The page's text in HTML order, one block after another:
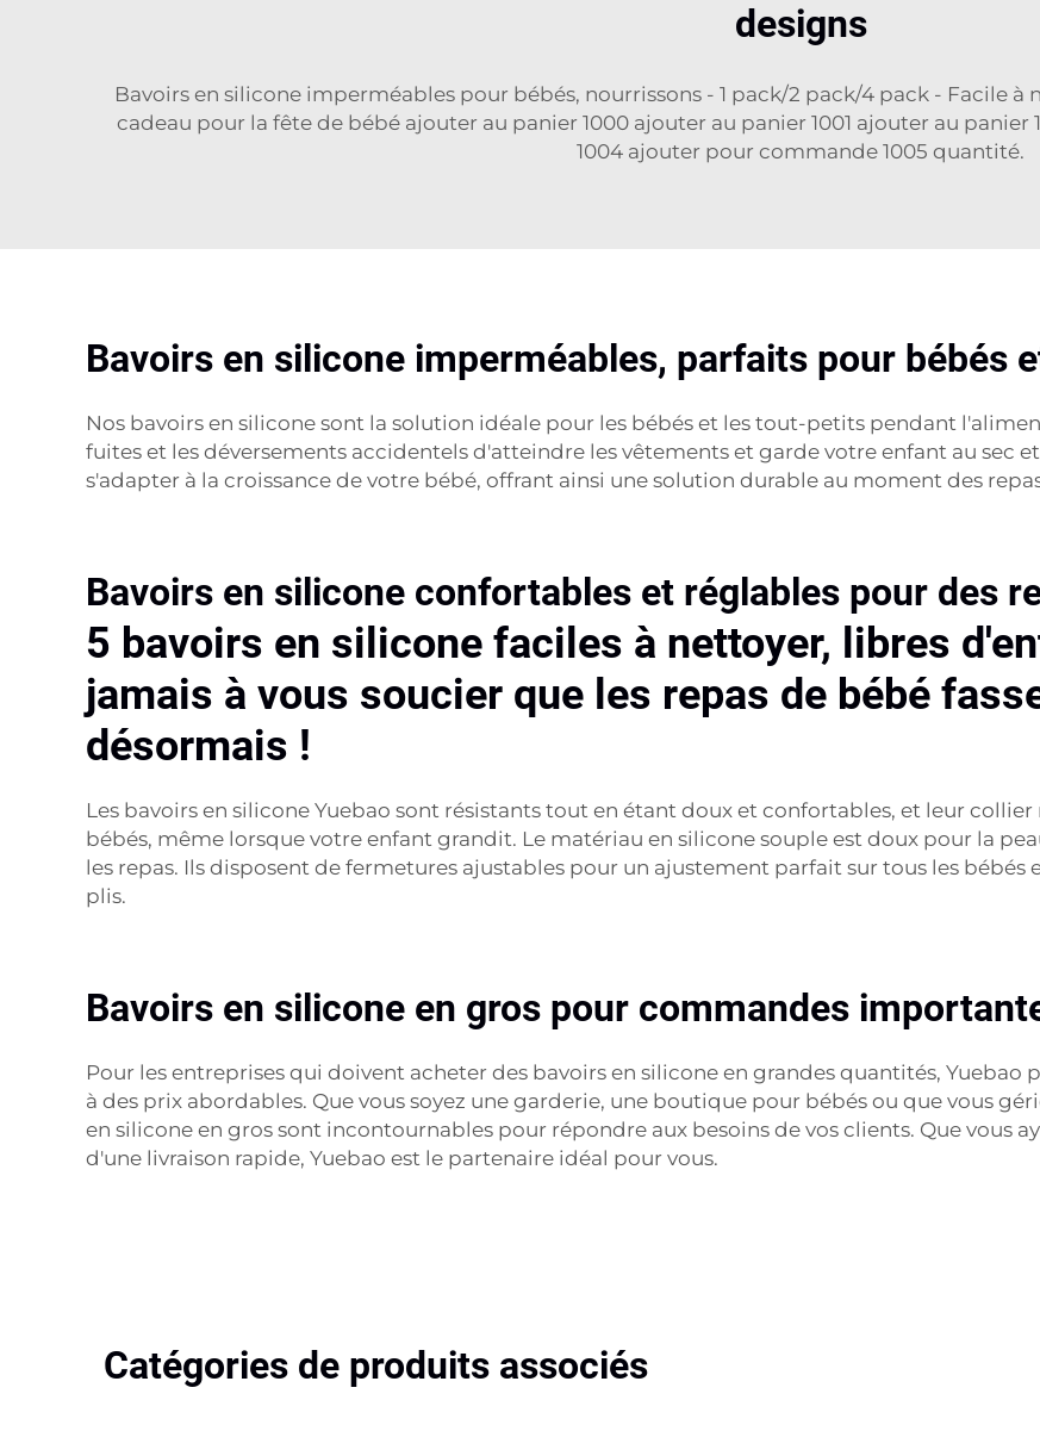
designs
Bavoirs en silicone imperméables pour bébés, nourrissons - 1 pack/2 pack/4 pack - Facile
cadeau pour la fête de bébé ajouter au panier 1000 ajouter au panier 1001 ajouter au
1004 ajouter pour commande 1005 quantité.
Bavoirs en silicone imperméables, parfaits pour bébés
Nos bavoirs en silicone sont la solution idéale pour les bébés et les tout-petits pendant
fuites et les déversements accidentels d'atteindre les vêtements et garde votre enfant au sec
s'adapter à la croissance de votre bébé, offrant ainsi une solution durable au moment des
Bavoirs en silicone confortables et réglables pour des
5 bavoirs en silicone faciles à nettoyer, libres
jamais à vous soucier que les repas de bébé
désormais !
Les bavoirs en silicone Yuebao sont résistants tout en étant doux et confortables, et leur
bébés, même lorsque votre enfant grandit. Le matériau en silicone souple est doux pour la
les repas. Ils disposent de fermetures ajustables pour un ajustement parfait sur tous les
plis.
Bavoirs en silicone en gros pour commandes
Pour les entreprises qui doivent acheter des bavoirs en silicone en grandes quantités, Yuebao
à des prix abordables. Que vous soyez une garderie, une boutique pour bébés ou que vous
en silicone en gros sont incontournables pour répondre aux besoins de vos clients. Que vous
d'une livraison rapide, Yuebao est le partenaire idéal pour vous.
Catégories de produits associés